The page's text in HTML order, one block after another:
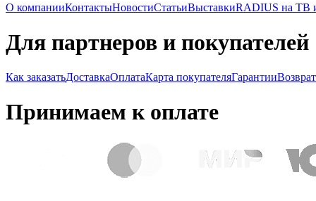
О компанииКонтактыНовостиСтатьиВыставкиRADIUS на ТВ
Для партнеров и покупателей
Как заказатьДоставкаОплатаКарта покупателяГарантии
Принимаем к оплате